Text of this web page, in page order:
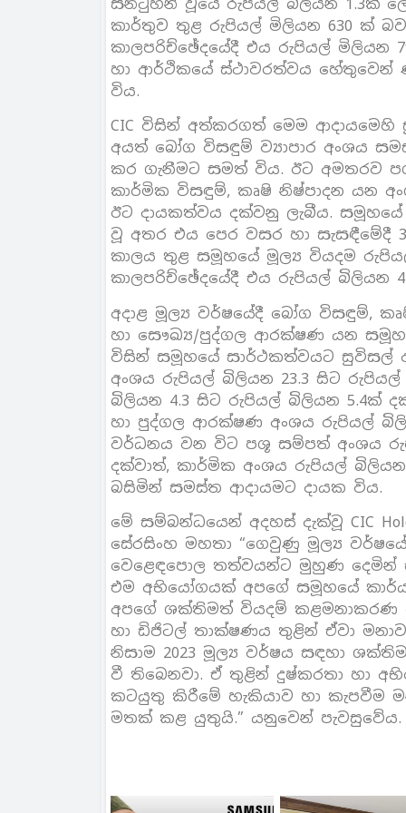
සනිටුහන් වූයේ රුපියල් බිලියන 1.3ක්
කාර්තුව තුළ රුපියල් මිලියන 630 ක්
කාලපරිච්ඡේදයේදී එය රුපියල් මිලියන
හා ආර්ථිකයේ ස්ථාවරත්වය
විය.
CIC විසින් අත්කරගත් මෙම
අයත් බෝග විසඳුම් ව්‍යාපාර අංශය
කර ගැනීමට සමත් විය. ඊට අමතරව
කාර්මික විසඳුම්, කෘෂි නිෂ්පාදන යන
ඊට දායකත්වය දක්වනු ලැබීය.
වූ අතර එය පෙර වසර හා සැසඳීමේදී
කාලය තුළ සමූහයේ මූල්‍ය වියදම
කාලපරිච්ඡේදයේදී එය රුපියල් බිලියන
අදාළ මූල්‍ය වර්ෂයේදී බෝග විසඳුම්,
හා සෞඛ්‍ය/පුද්ගල ආරක්ෂණ යන
විසින් සමූහයේ සාර්ථකත්වයට සුවිසල්
අංශය රුපියල් බිලියන 23.3 සිට රුපියල්
බිලියන 4.3 සිට රුපියල් බිලියන 5.4ක්
හා පුද්ගල ආරක්ෂණ අංශය රුපියල්
වර්ධනය වන විට පශූ සම්පත් අංශය
දක්වාත්, කාර්මික අංශය රුපියල්
බසිමින් සමස්ත ආදායමට දායක විය.
මේ සම්බන්ධයෙන් අදහස් දැක්වූ CIC
සේරසිංහ මහතා “ගෙවුණු මූල්‍ය
වෙළෙඳපොල තත්වයන්ට මුහුණ දෙමින්
එම අභියෝගයක් අපගේ සමූහයේ
අපගේ ශක්තිමත් වියදම් කළමනාකරණ
හා ඩිජිටල් තාක්ෂණය තුළින් ඒවා
නිසාම 2023 මූල්‍ය වර්ෂය සඳහා
වී තිබෙනවා. ඒ තුළින් දුෂ්කරතා හා
කටයුතු කිරීමේ හැකියාව හා කැපවීම
මතක් කළ යුතුයි.” යනුවෙන් පැවසුවේය.